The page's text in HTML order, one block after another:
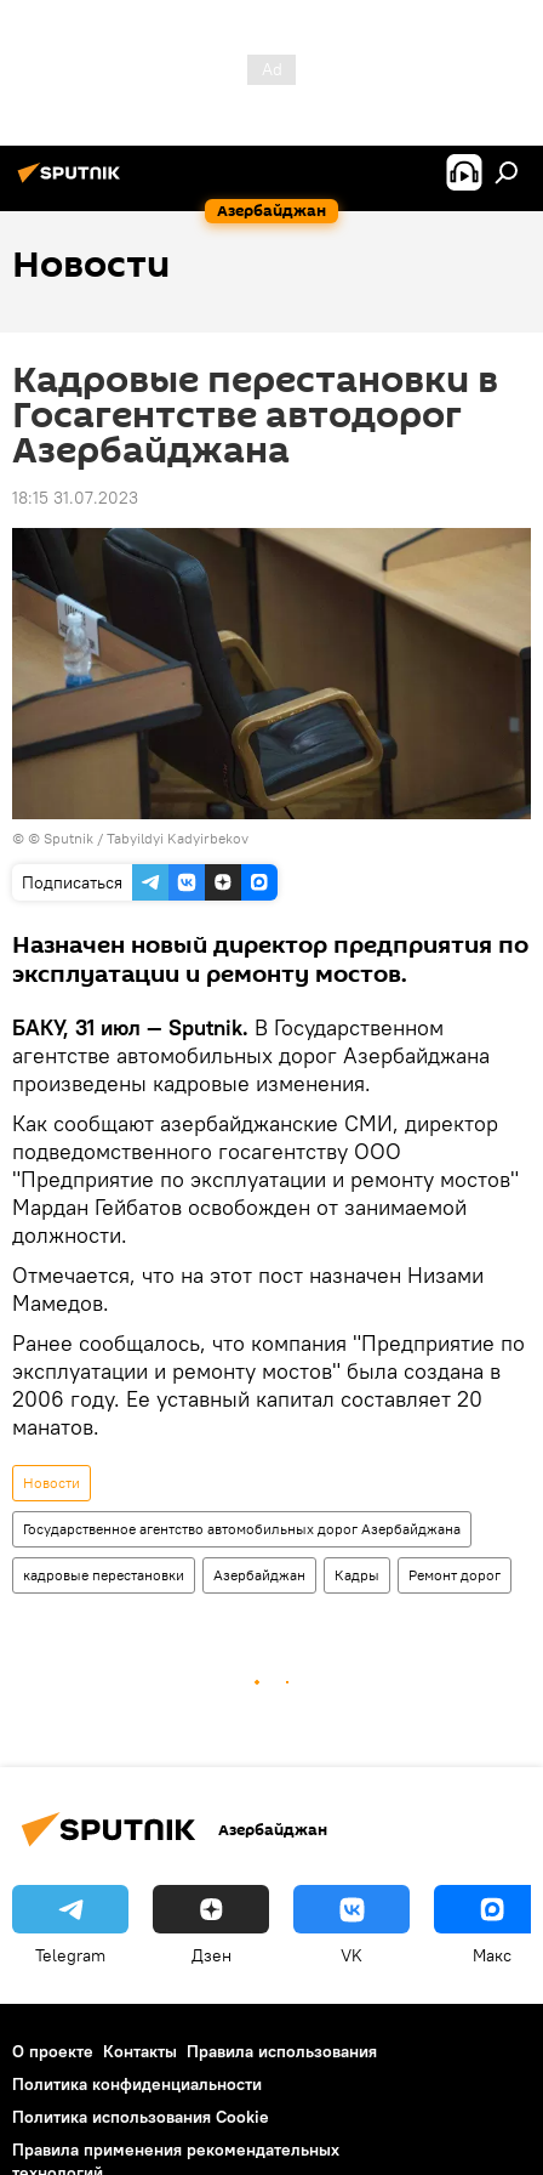
Азербайджан
Новости
Кадровые перестановки в
Госагентстве автодорог
Азербайджана
18:15 31.07.2023
© © Sputnik / Tabyildyi Kadyirbekov
Подписаться
Назначен новый директор предприятия по
эксплуатации и ремонту мостов.
БАКУ, 31 июл — Sputnik. В Государственном
агентстве автомобильных дорог Азербайджана
произведены кадровые изменения.
Как сообщают азербайджанские СМИ, директор
подведомственного госагентству ООО
"Предприятие по эксплуатации и ремонту мостов"
Мардан Гейбатов освобожден от занимаемой
должности.
Отмечается, что на этот пост назначен Низами
Мамедов.
Ранее сообщалось, что компания "Предприятие по
эксплуатации и ремонту мостов" была создана в
2006 году. Ее уставный капитал составляет 20
манатов.
Новости
Государственное агентство автомобильных дорог Азербайджана
кадровые перестановки Азербайджан Кадры Ремонт дорог
Азербайджан
Telegram Дзен VK Макс
О проекте Контакты Правила использования
Политика конфиденциальности
Политика использования Cookie
Правила применения рекомендательных